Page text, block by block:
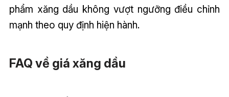
phẩm xăng dầu không vượt ngưỡng điều chỉnh
mạnh theo quy định hiện hành.
FAQ về giá xăng dầu